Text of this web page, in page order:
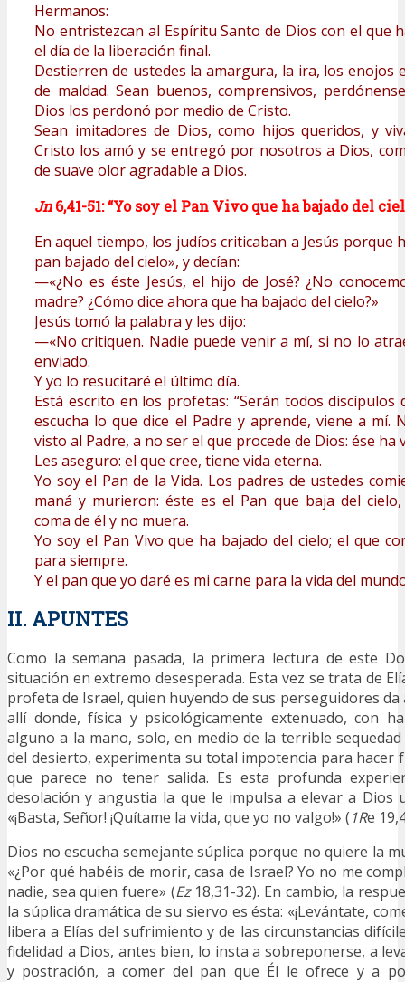
Hermanos:
No entristezcan al Espíritu Santo de Dios con el que
el día de la liberación final.
Destierren de ustedes la amargura, la ira, los enojos
de maldad. Sean buenos, comprensivos,
Dios los perdonó por medio de Cristo.
Sean imitadores de Dios, como hijos queridos, y
Cristo los amó y se entregó por nosotros a Dios,
de suave olor agradable a Dios.
Jn6,41-51: “Yo soy el Pan Vivo que ha bajado del
En aquel tiempo, los judíos criticaban a Jesús porque
pan bajado del cielo», y decían:
—«¿No es éste Jesús, el hijo de José? ¿No
madre? ¿Cómo dice ahora que ha bajado del cielo?»
Jesús tomó la palabra y les dijo:
—«No critiquen. Nadie puede venir a mí, si no lo
enviado.
Y yo lo resucitaré el último día.
Está escrito en los profetas: “Serán todos discípulos
escucha lo que dice el Padre y aprende, viene a mí.
visto al Padre, a no ser el que procede de Dios: ése ha
Les aseguro: el que cree, tiene vida eterna.
Yo soy el Pan de la Vida. Los padres de ustedes
maná y murieron: éste es el Pan que baja del
coma de él y no muera.
Yo soy el Pan Vivo que ha bajado del cielo; el que
para siempre.
Y el pan que yo daré es mi carne para la vida del
II. APUNTES
Como la semana pasada, la primera lectura de este
situación en extremo desesperada. Esta vez se trata de
profeta de Israel, quien huyendo de sus perseguidores da
allí donde, física y psicológicamente extenuado, con
alguno a la mano, solo, en medio de la terrible
del desierto, experimenta su total impotencia para hacer
que parece no tener salida. Es esta profunda
desolación y angustia la que le impulsa a elevar a Dios
«¡Basta, Señor! ¡Quítame la vida, que yo no valgo!» ( 1Re
Dios no escucha semejante súplica porque no quiere la
«¿Por qué habéis de morir, casa de Israel? Yo no me
nadie, sea quien fuere» (Ez18,31-32). En cambio, la
la súplica dramática de su siervo es ésta: «¡Levántate,
libera a Elías del sufrimiento y de las circunstancias
fidelidad a Dios, antes bien, lo insta a sobreponerse, a
y postración, a comer del pan que Él le ofrece y a